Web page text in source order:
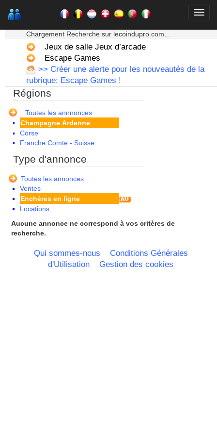
Chargement Recherche sur lecoindupro.com...
Jeux de salle Jeux d’arcade
Escape Games
>> Créer une alerte pour les nouveautés de la
rubrique: Escape Games !
Régions
Toutes les annnonces
Alsace
Aquitaine
Auvergne
Basse Normandie
Bourgogne
Bretagne
Centre
Champagne Ardenne
Corse
Franche Comte - Suisse
Guyane
Ile de France
La Réunion
Languedoc Roussillon
Limousin
Lorraine
Martinique
Midi Pyrenees - Espagne -
Portugal
Nord Pas de Calais - Belgique -
Type d'annonce
Toutes les annonces
Ventes
Enchères en ligne
Locations
Aucune annonce ne correspond à vos critères de
recherche.
Qui sommes-nous
Conditions Générales
d'Utilisation
Gestion des cookies